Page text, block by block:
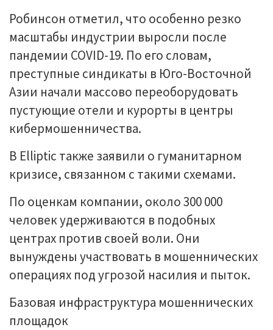
Робинсон отметил, что особенно резко
масштабы индустрии выросли после
пандемии COVID-19. По его словам,
преступные синдикаты в Юго-Восточной
Азии начали массово переоборудовать
пустующие отели и курорты в центры
кибермошенничества.
В Elliptic также заявили о гуманитарном
кризисе, связанном с такими схемами.
По оценкам компании, около 300 000
человек удерживаются в подобных
центрах против своей воли. Они
вынуждены участвовать в мошеннических
операциях под угрозой насилия и пыток.
Базовая инфраструктура мошеннических
площадок